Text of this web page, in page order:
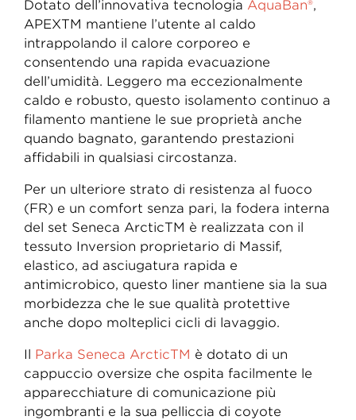
Dotato dell’innovativa tecnologia AquaBan®,
APEXTM mantiene l’utente al caldo
intrappolando il calore corporeo e
consentendo una rapida evacuazione
dell’umidità. Leggero ma eccezionalmente
caldo e robusto, questo isolamento continuo a
filamento mantiene le sue proprietà anche
quando bagnato, garantendo prestazioni
affidabili in qualsiasi circostanza.
Per un ulteriore strato di resistenza al fuoco
(FR) e un comfort senza pari, la fodera interna
del set Seneca ArcticTM è realizzata con il
tessuto Inversion proprietario di Massif,
elastico, ad asciugatura rapida e
antimicrobico, questo liner mantiene sia la sua
morbidezza che le sue qualità protettive
anche dopo molteplici cicli di lavaggio.
Il Parka Seneca ArcticTM è dotato di un
cappuccio oversize che ospita facilmente le
apparecchiature di comunicazione più
ingombranti e la sua pelliccia di coyote